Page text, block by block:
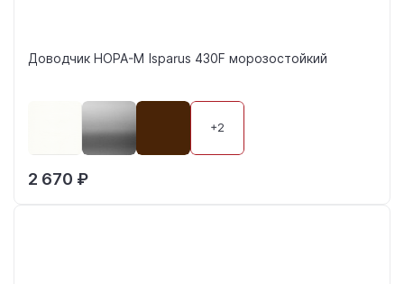
Доводчик НОРА-М Isparus 430F морозостойкий
+2
2 670 ₽